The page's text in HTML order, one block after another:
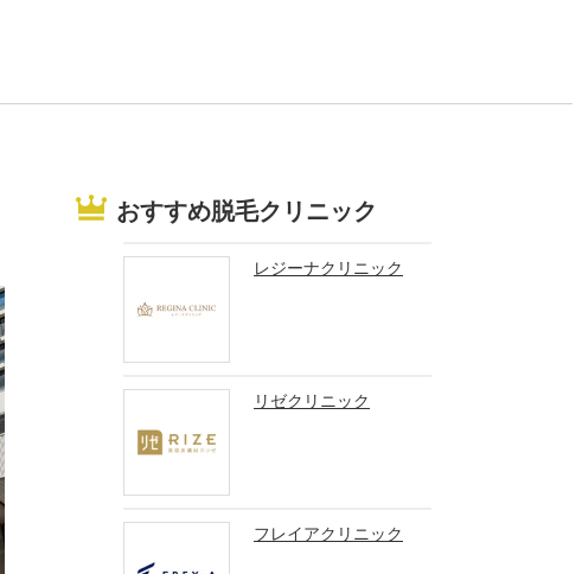
おすすめ脱毛クリニック
レジーナクリニック
リゼクリニック
フレイアクリニック